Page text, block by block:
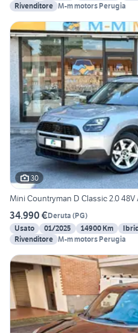
Rivenditore M-m motors Perugia
30
Mini Countryman D Classic 2.0 48V
34.990 €Deruta (PG)
Usato
01/2025 14900 Km
Rivenditore M-m motors Perugia